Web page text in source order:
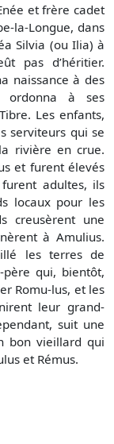
et frère cadet
la-Longue, dans
Silvia (ou Ilia) à
pas d’héritier.
naissance à des
ordonna à ses
Les enfants,
serviteurs qui se
rivière en crue.
et furent élevés
adultes, ils
locaux pour les
creusèrent une
à Amulius.
les terres de
qui, bientôt,
Romu-lus, et les
leur grand-
suit une
bon vieillard qui
et Rémus.